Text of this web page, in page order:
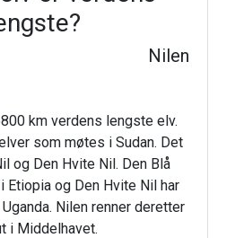
Nilen
km verdens lengste elv.
som møtes i Sudan. Det
og Den Hvite Nil. Den Blå
Etiopia og Den Hvite Nil har
Nilen renner deretter
i Middelhavet.